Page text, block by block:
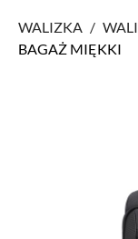
WALIZKA /
BAGAŻ MIĘKKI